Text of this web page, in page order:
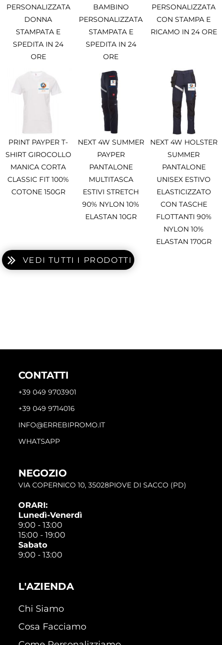
PERSONALIZZATA
DONNA
STAMPATA E
SPEDITA IN 24
ORE
BAMBINO
PERSONALIZZATA
STAMPATA E
SPEDITA IN 24
ORE
PERSONALIZZATA
CON STAMPA E
RICAMO IN 24 ORE
PRINT PAYPER T-
SHIRT GIROCOLLO
MANICA CORTA
CLASSIC FIT 100%
COTONE 150GR
NEXT 4W SUMMER
PAYPER
PANTALONE
MULTITASCA
ESTIVI STRETCH
90% NYLON 10%
ELASTAN 10GR
NEXT 4W HOLSTER
SUMMER
PANTALONE
UNISEX ESTIVO
ELASTICIZZATO
CON TASCHE
FLOTTANTI 90%
NYLON 10%
ELASTAN 170GR
VEDI TUTTI I PRODOTTI
CONTATTI
+39 049 9703901
+39 049 9714016
INFO@ERREBIPROMO.IT
WHATSAPP
NEGOZIO
VIA COPERNICO 10, 35028PIOVE DI SACCO (PD)
ORARI:
Lunedì-Venerdì
9:00 - 13:00
15:00 - 19:00
Sabato
9:00 - 13:00
L'AZIENDA
Chi Siamo
Cosa Facciamo